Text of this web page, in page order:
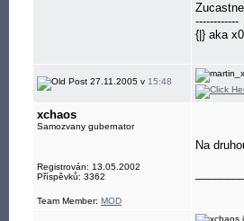
------------
{|} aka
27.11.2005 v 15:48
xchaos
Samozvany gubernator
Registrován: 13.05.2002
Příspěvků: 3362
Team Member: MOD
Na